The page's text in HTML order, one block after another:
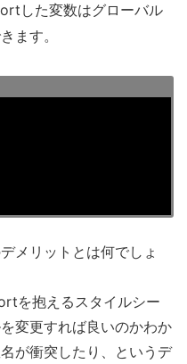
した変数はグローバル
ます。
メリットとは何でしょ
を抱えるスタイルシー
変更すれば良いのかわか
が衝突したり、というデ